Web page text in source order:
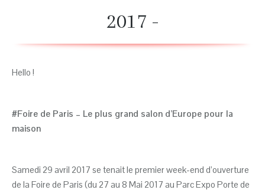
2017 -
Hello !
#Foire de Paris – Le plus grand salon d’Europe pour la
maison
Samedi 29 avril 2017 se tenait le premier week-end d’ouverture
de la Foire de Paris (du 27 au 8 Mai 2017 au Parc Expo Porte de